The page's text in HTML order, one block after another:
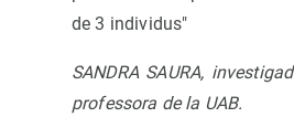
de 3 individus"
SANDRA SAURA,
professora de la UAB.